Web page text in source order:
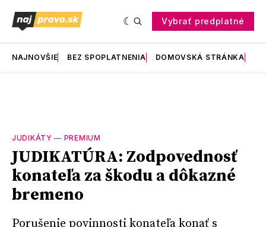
Vybrať predplatné
NAJNOVŠIE BEZ SPOPLATNENIA DOMOVSKÁ STRÁNKA
JUDIKÁTY — PREMIUM
JUDIKATÚRA: Zodpovednosť
konateľa za škodu a dôkazné
bremeno
Porušenie povinnosti konateľa konať s